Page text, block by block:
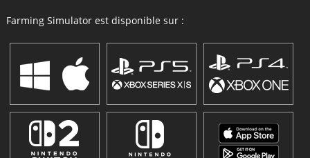
Farming Simulator est disponible sur :